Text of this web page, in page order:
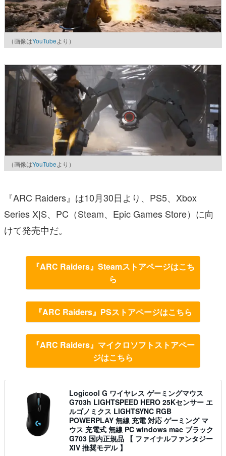
（画像はYouTubeより）
（画像はYouTubeより）
『ARC Raiders』は10月30日より、PS5、Xbox
Series X|S、PC（Steam、Epic Games Store）に向
けて発売中だ。
『ARC Raiders』Steamストアページはこち
ら
『ARC Raiders』PSストアページはこちら
『ARC Raiders』マイクロソフトストアペー
ジはこちら
Logicool G ワイヤレス ゲーミングマウス
G703h LIGHTSPEED HERO 25Kセンサー エ
ルゴノミクス LIGHTSYNC RGB
POWERPLAY 無線 充電 対応 ゲーミング マ
ウス 充電式 無線 PC windows mac ブラック
G703 国内正規品 【 ファイナルファンタジー
XIV 推奨モデル 】